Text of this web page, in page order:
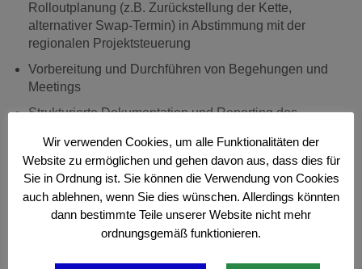
Rolloutplanung (z.B. Zurückstellung der Kette,
alternativer Swap-Termin) in Abstimmung mit der
regionalen Projektsteuerung
Vorbereitung und Durchführen von Begehungen und
Meetings
Strukturierte Dokumentation und Reporting des
Ihr Profil
Fachliche Berufsausbildung mit umfassender, mind.
dreijährige Erfahrung in der Planung im
Mobilfunkbereich und Projektmanagement
Wir verwenden Cookies, um alle Funktionalitäten der
Website zu ermöglichen und gehen davon aus, dass dies für
Sie in Ordnung ist. Sie können die Verwendung von Cookies
auch ablehnen, wenn Sie dies wünschen. Allerdings könnten
dann bestimmte Teile unserer Website nicht mehr
ordnungsgemäß funktionieren.